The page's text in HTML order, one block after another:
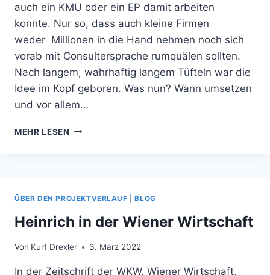
auch ein KMU oder ein EP damit arbeiten
konnte. Nur so, dass auch kleine Firmen
weder Millionen in die Hand nehmen noch sich
vorab mit Consultersprache rumquälen sollten.
Nach langem, wahrhaftig langem Tüfteln war die
Idee im Kopf geboren. Was nun? Wann umsetzen
und vor allem…
MEHR LESEN ALLER
ÜBER DEN PROJEKTVERLAUF |BLOG
Heinrich in der Wiener Wirtschaft
Von Kurt Drexler 3. März 2022
In der Zeitschrift der WKW, Wiener Wirtschaft,